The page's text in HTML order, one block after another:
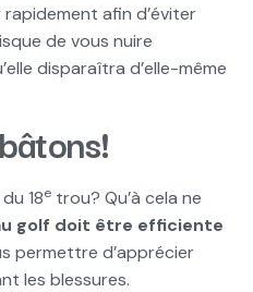
afin d’éviter
de vous nuire
disparaîtra d’elle-même
18e trou? Qu’à cela ne
golf doit être efficiente
permettre d’apprécier
les blessures.